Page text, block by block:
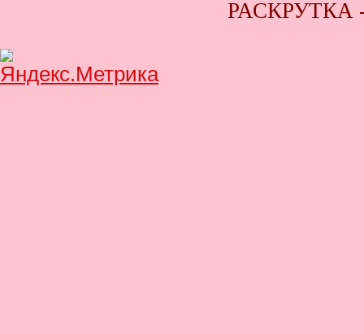
РАСКРУТКА -